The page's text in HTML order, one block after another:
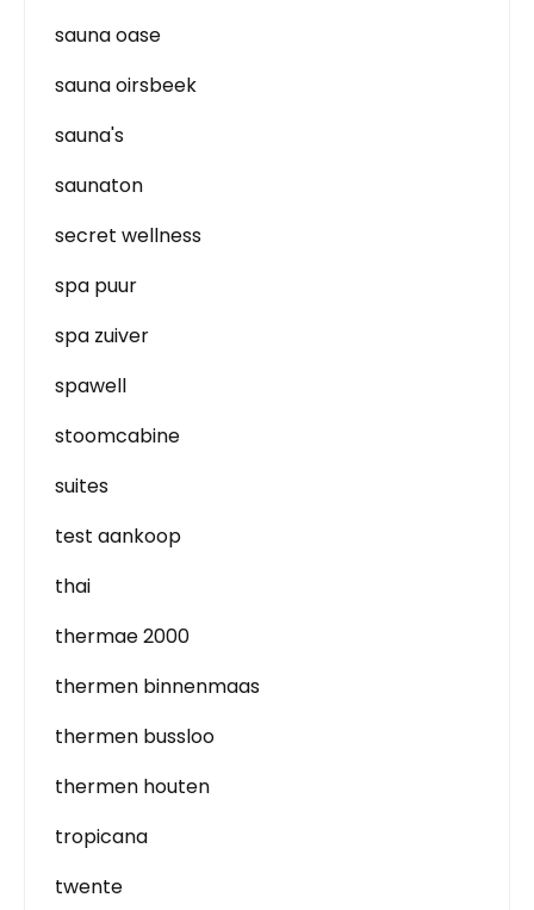
sauna oase
sauna oirsbeek
sauna's
saunaton
secret wellness
spa puur
spa zuiver
spawell
stoomcabine
suites
test aankoop
thai
thermae 2000
thermen binnenmaas
thermen bussloo
thermen houten
tropicana
twente